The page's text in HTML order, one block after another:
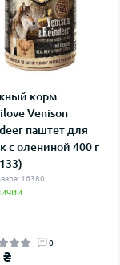
корм
Venison
паштет для
с олениной 400 г
16380
0
₴